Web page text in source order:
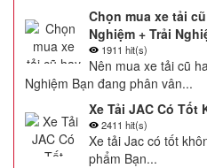
Chọn mua xe tải
Nghiệm + Trải
1911 hit(s)
Nên mua xe tải cũ
Nghiệm Bạn đang phân vân...
Xe Tải JAC Có Tốt
2411 hit(s)
Xe tải Jac có tốt
phẩm Bạn...